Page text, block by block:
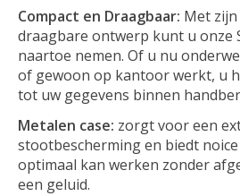
Compact en Draagbaar: Met
draagbare ontwerp kunt u onze
naartoe nemen. Of u nu
of gewoon op kantoor werkt, u
tot uw gegevens binnen
Metalen case: zorgt voor een
stootbescherming en biedt
optimaal kan werken zonder
een geluid.